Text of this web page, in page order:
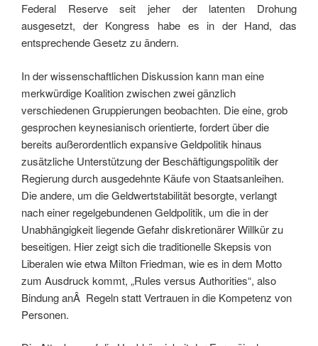
Federal Reserve seit jeher der latenten Drohung
ausgesetzt, der Kongress habe es in der Hand, das
entsprechende Gesetz zu ändern.
In der wissenschaftlichen Diskussion kann man eine
merkwürdige Koalition zwischen zwei gänzlich
verschiedenen Gruppierungen beobachten. Die eine, grob
gesprochen keynesianisch orientierte, fordert über die
bereits außerordentlich expansive Geldpolitik hinaus
zusätzliche Unterstützung der Beschäftigungspolitik der
Regierung durch ausgedehnte Käufe von Staatsanleihen.
Die andere, um die Geldwertstabilität besorgte, verlangt
nach einer regelgebundenen Geldpolitik, um die in der
Unabhängigkeit liegende Gefahr diskretionärer Willkür zu
beseitigen. Hier zeigt sich die traditionelle Skepsis von
Liberalen wie etwa Milton Friedman, wie es in dem Motto
zum Ausdruck kommt, „Rules versus Authorities“, also
Bindung anÂ Regeln statt Vertrauen in die Kompetenz von
Personen.